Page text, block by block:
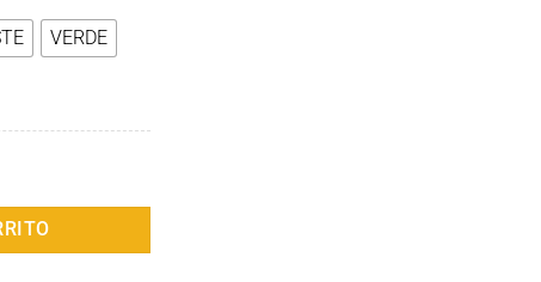
VERDE
y compacta con almohada, aislada para acampar,